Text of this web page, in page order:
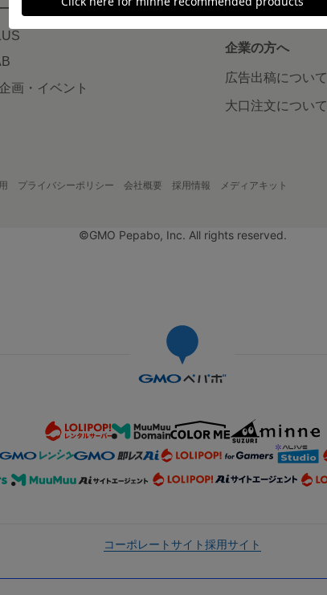
ド販売
画・イベント
minneの本
企業の方へ
広告出稿について
大口注文について
プライバシーポリシー 会社概要 採用情報 メディアキット
©GMO Pepabo, Inc. All rights reserved.
コーポレートサイト採用サイト